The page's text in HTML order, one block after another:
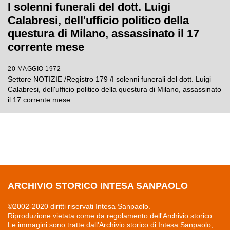
I solenni funerali del dott. Luigi
Calabresi, dell'ufficio politico della
questura di Milano, assassinato il 17
corrente mese
20 MAGGIO 1972
Settore NOTIZIE /Registro 179 /I solenni funerali del dott. Luigi
Calabresi, dell'ufficio politico della questura di Milano, assassinato
il 17 corrente mese
ARCHIVIO STORICO INTESA SANPAOLO
©2002-2020 diritti riservati Intesa Sanpaolo.
Riproduzione vietata come da regolamento dell'Archivio storico.
Le immagini sono tratte dall'Archivio storico di Intesa Sanpaolo,